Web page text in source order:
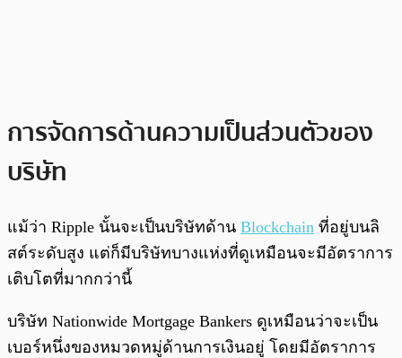
การจัดการด้านความเป็นส่วนตัวของ
บริษัท
แม้ว่า Ripple นั้นจะเป็นบริษัทด้าน Blockchain ที่อยู่บนลิ
สต์ระดับสูง แต่ก็มีบริษัทบางแห่งที่ดูเหมือนจะมีอัตราการ
เติบโตที่มากกว่านี้
บริษัท Nationwide Mortgage Bankers ดูเหมือนว่าจะเป็น
เบอร์หนึ่งของหมวดหมู่ด้านการเงินอยู่ โดยมีอัตราการ